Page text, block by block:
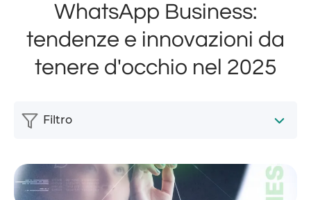
WhatsApp Business:
tendenze e innovazioni da
tenere d'occhio nel 2025
Filtro